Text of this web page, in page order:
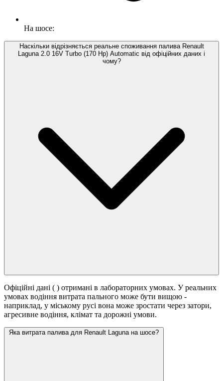
На шосе:
Наскільки відрізняється реальне споживання палива Renault
Laguna 2.0 16V Turbo (170 Hp) Automatic від офіційних даних і
чому?
Офіційні дані ( ) отримані в лабораторних умовах. У реальних
умовах водіння витрата пального може бути вищою -
наприклад, у міському русі вона може зростати через затори,
агресивне водіння, клімат та дорожні умови.
Яка витрата палива для Renault Laguna на шосе?